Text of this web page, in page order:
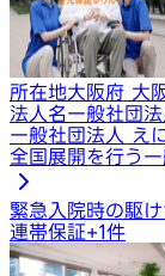
所在地大阪府 大
法人名一般社団
一般社団法人 え
全国展開を行う
緊急入院時の駆
連帯保証+1件